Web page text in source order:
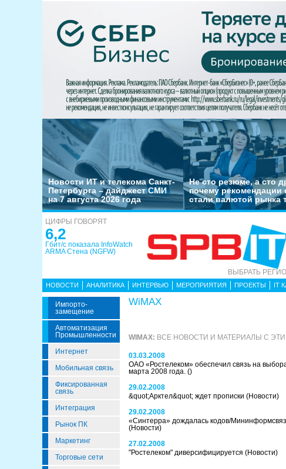
Новости ИТ и телекома Санкт-
Петербурга – дайджест СМИ
на 7 августа 2026 года
Не сто резюме, а сто
почему рекомендации
стали валютой рынка
ЦИФРЫ ГОВОРЯТ
6,2
Гбит/с показала InfoWatch
ARMA Стена (NGFW)
ВЫБРАТЬ
НОВОСТИ АНАЛИТИКА ИНТЕРВЬЮ МЕРОПРИЯТИЯ ПРОЕКТЫ IT
Импорто­
Замещение
Автоматизация
Промышленности
Интернет
Мобильная связь
Фиксированная
связь
Интеграция
Рынок ПК
Маркетинг
Торговые сети
WiMAX
WIMAX: ВСЕ НОВОСТИ И МАТЕРИАЛЫ С
03.03.2008
ОАО «Ростелеком» обеспечил связь на
марта 2008 года. ()
29.02.2008
&quot;Арктел&quot; ждет прописки (Новости)
29.02.2008
«Синтерра» дождалась кодов/
(Новости)
27.02.2008
"Ростелеком" диверсифицируется (Новости)